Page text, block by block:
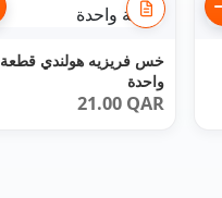
خس فريزيه هولندي قطعة
واحدة
21.00 QAR